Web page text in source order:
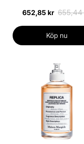
652,85 kr 655,44
Köp nu